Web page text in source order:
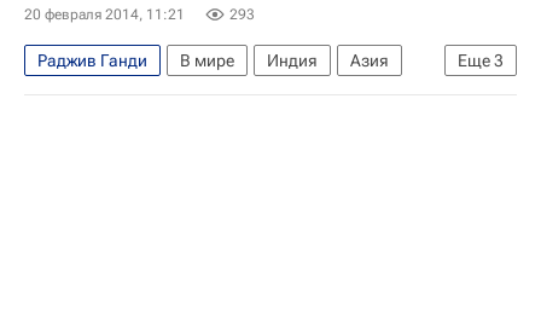
20 февраля 2014, 11:21 293
Еще3
Раджив Ганди В мире Индия
Азия
Весь мир
Манмохан Сингх